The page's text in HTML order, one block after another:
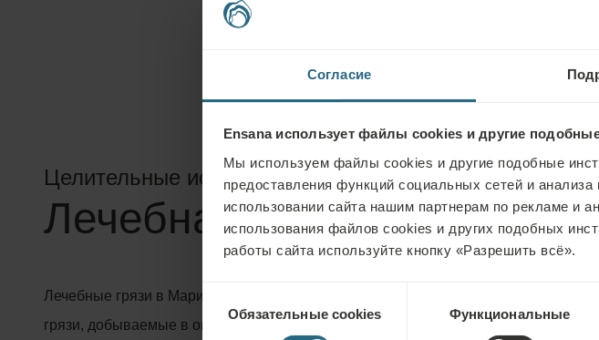
Согласие
Ensana использует файлы cookies и другие
Мы используем файлы cookies и другие подобные
предоставления функций социальных сетей и
использовании сайта нашим партнерам по рекламе и
использования файлов cookies и других подобных
работы сайта используйте кнопку «Разрешить всё».
Выбор
согласия
Обязательные cookies Функциональные
Целительные источники
Лечебная грязь
Лечебные грязи в Марианских Лазнях — это болотные и торфяные
грязи, добываемые в окрестностях минеральных источников. Перед